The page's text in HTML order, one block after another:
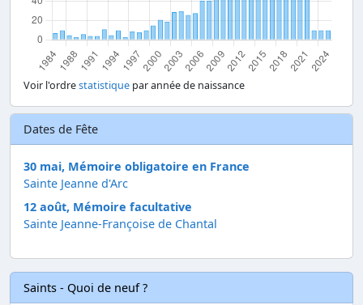
Voir l'ordrestatistique par année de naissance
Dates de Fête
30 mai, Mémoire obligatoire en France
Sainte Jeanne d'Arc
12 août, Mémoire facultative
Sainte Jeanne-Françoise de Chantal
Saints - Quoi de neuf ?